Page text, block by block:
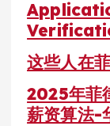
这些人在
2025年菲
薪资算法-